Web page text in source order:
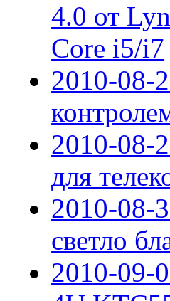
4.0 от
Core i5/i7
2010-08-
2010-08-
для
2010-08-
светло
2010-09-